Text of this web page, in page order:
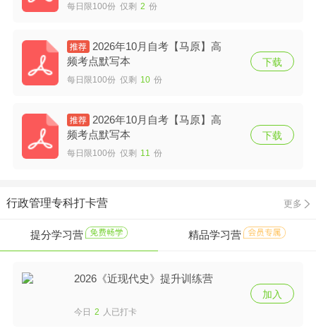
每日限100份 仅剩 2 份
2026年10月自考【马原】高
频考点默写本
每日限100份 仅剩 10 份
下载
2026年10月自考【马原】高
频考点默写本
每日限100份 仅剩 11 份
下载
行政管理专科打卡营 更多
提分学习营 精品学习营
2026《近现代史》提升训练营
今日 2 人已打卡
加入